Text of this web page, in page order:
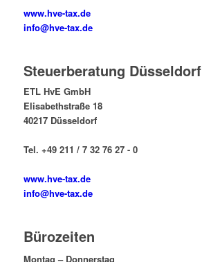
www.hve-tax.de
info@hve-tax.de
Steuerberatung Düsseldorf
ETL HvE GmbH
Elisabethstraße 18
40217 Düsseldorf
Tel. +49 211 / 7 32 76 27 - 0
www.hve-tax.de
info@hve-tax.de
Bürozeiten
Montag – Donnerstag